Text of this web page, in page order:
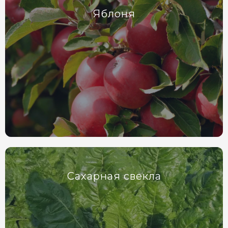
Яблоня
Сахарная свекла